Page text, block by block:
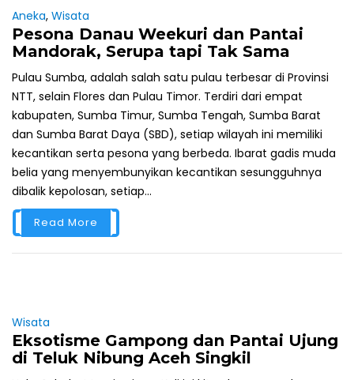
Aneka, Wisata
Pesona Danau Weekuri dan Pantai
Mandorak, Serupa tapi Tak Sama
Pulau Sumba, adalah salah satu pulau terbesar di Provinsi
NTT, selain Flores dan Pulau Timor. Terdiri dari empat
kabupaten, Sumba Timur, Sumba Tengah, Sumba Barat
dan Sumba Barat Daya (SBD), setiap wilayah ini memiliki
kecantikan serta pesona yang berbeda. Ibarat gadis muda
belia yang menyembunyikan kecantikan sesungguhnya
dibalik kepolosan, setiap...
Read More
Wisata
Eksotisme Gampong dan Pantai Ujung
di Teluk Nibung Aceh Singkil